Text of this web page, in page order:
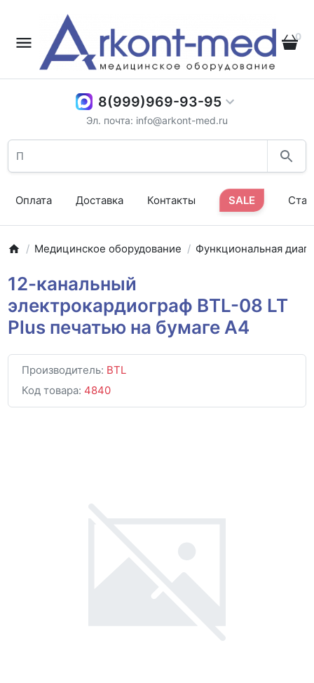
0
8(999)969-93-95
Эл. почта: info@arkont-med.ru
Оплата Доставка Контакты SALE
Медицинское оборудование Функциональная
12-канальный
электрокардиограф BTL-08 LT
Plus печатью на бумаге A4
Производитель: BTL
Код товара: 4840